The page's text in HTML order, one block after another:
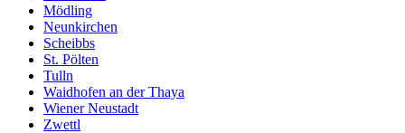
Mödling
Neunkirchen
Scheibbs
St. Pölten
Tulln
Waidhofen an der Thaya
Wiener Neustadt
Zwettl